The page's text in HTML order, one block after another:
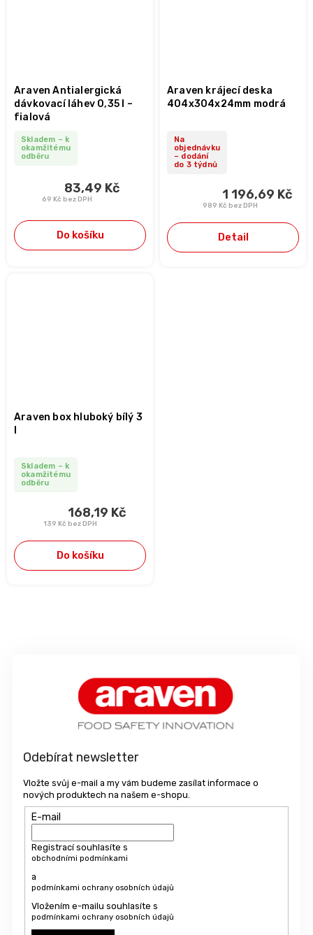
Araven Antialergická
dávkovací láhev 0,35 l –
fialová
Skladem – k
okamžitému
odběru
69 Kč bez DPH
83,49 Kč
Do košíku
Araven krájecí deska
404x304x24mm modrá
Na
objednávku
– dodání
do 3 týdnů
989 Kč bez DPH
1 196,69 Kč
Detail
Araven box hluboký bílý 3
Skladem – k
okamžitému
odběru
139 Kč bez DPH
168,19 Kč
Do košíku
Odebírat newsletter
Vložte svůj e-mail a my vám budeme zasílat informace o
nových produktech na našem e-shopu.
E-mail
Registrací souhlasíte s
obchodními podmínkami
a
podmínkami ochrany osobních údajů
Vložením e-mailu souhlasíte s
podmínkami ochrany osobních údajů